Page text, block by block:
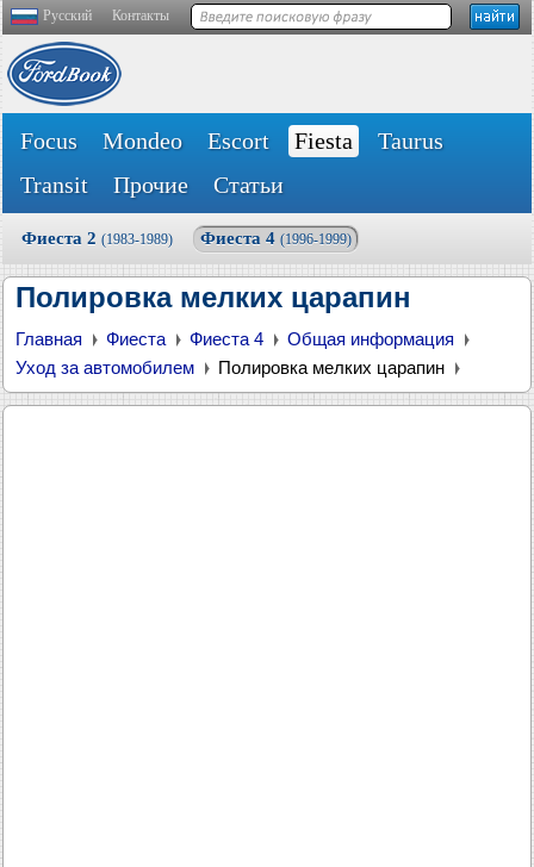
Русский Контакты
Focus Mondeo Escort Fiesta
Taurus
Transit
Прочие Статьи
Фиеста 2 (1983-1989) Фиеста 4 (1996-1999)
Полировка мелких царапин
Главная Фиеста Фиеста 4
Общая информация
Уход за автомобилем
Полировка мелких царапин